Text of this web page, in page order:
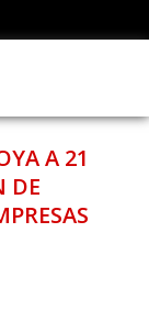
A 21
DE